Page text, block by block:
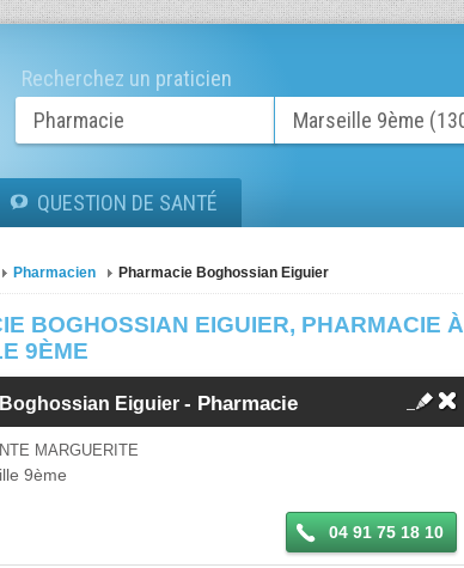
Recherchez un praticien
QUESTION DE SANTÉ
Pharmacien Pharmacie Boghossian Eiguier
BOGHOSSIAN EIGUIER, PHARMACIE À
9ÈME
Boghossian Eiguier- Pharmacie
MARGUERITE
9ème
04 91 75 18 10